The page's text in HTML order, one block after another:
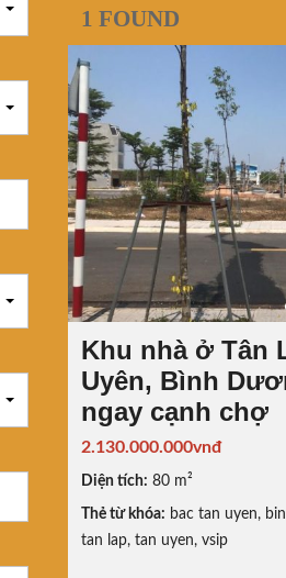
1 FOUND
Khu nhà ở Tân
Uyên, Bình
ngay cạnh chợ
2.130.000.000vnđ
Diện tích: 80 m²
Thẻ từ khóa: bac tan uyen,
tan lap, tan uyen, vsip